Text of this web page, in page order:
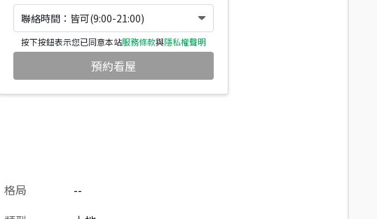
聯絡時間：皆可(9:00-21:00)
按下按鈕表示您已同意本站服務條款與隱私權聲明
預約看屋
格局
--